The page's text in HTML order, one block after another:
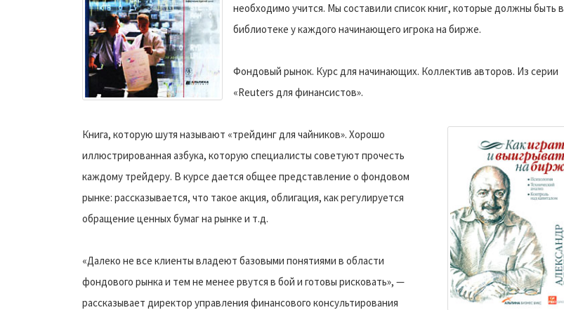
необходимо учится. Мы составили список книг, которые должны быть в
библиотеке у каждого начинающего игрока на бирже.
Фондовый рынок. Курс для начинающих. Коллектив авторов. Из серии
«Reuters для финансистов».
Книга, которую шутя называют «трейдинг для чайников». Хорошо
иллюстрированная азбука, которую специалисты советуют прочесть
каждому трейдеру. В курсе дается общее представление о фондовом
рынке: рассказывается, что такое акция, облигация, как регулируется
обращение ценных бумаг на рынке и т.д.
«Далеко не все клиенты владеют базовыми понятиями в области
фондового рынка и тем не менее рвутся в бой и готовы рисковать», —
рассказывает директор управления финансового консультирования